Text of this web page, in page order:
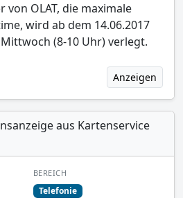
OLAT, die maximale
wird ab dem 14.06.2017
(8-10 Uhr) verlegt.
Anzeigen
aus Kartenservice
BEREICH
Telefonie